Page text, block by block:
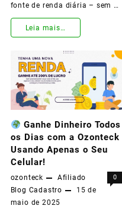
fonte de renda diária – sem …
se
um
Empreendedor
Digital
com
a
e
Leia mais…
Ganhe Dinheiro Todos
os Dias com a Ozonteck
Usando Apenas o Seu
Celular!
ozonteck
Afiliado
Blog Cadastro
15 de
maio de 2025
0